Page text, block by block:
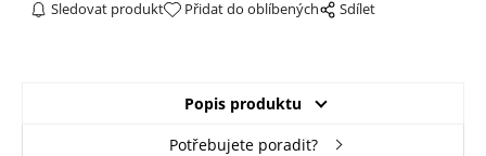
Sledovat produkt Přidat do oblíbených Sdílet
Popis produktu
Potřebujete poradit?